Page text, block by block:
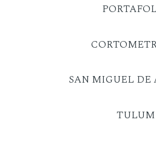
SAN MIGUEL DE
TULUM